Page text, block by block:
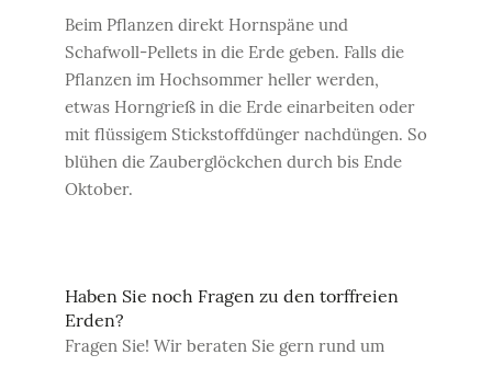
Beim Pflanzen direkt Hornspäne und
Schafwoll-Pellets in die Erde geben. Falls die
Pflanzen im Hochsommer heller werden,
etwas Horngrieß in die Erde einarbeiten oder
mit flüssigem Stickstoffdünger nachdüngen. So
blühen die Zauberglöckchen durch bis Ende
Oktober.
Haben Sie noch Fragen zu den torffreien
Erden?
Fragen Sie! Wir beraten Sie gern rund um